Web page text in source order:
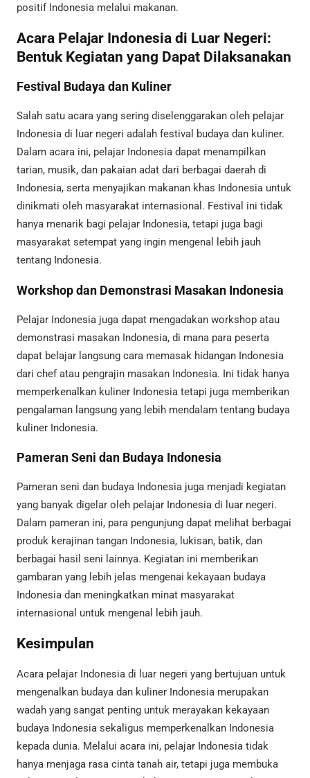
positif Indonesia melalui makanan.
Acara Pelajar Indonesia di Luar Negeri:
Bentuk Kegiatan yang Dapat Dilaksanakan
Festival Budaya dan Kuliner
Salah satu acara yang sering diselenggarakan oleh pelajar
Indonesia di luar negeri adalah festival budaya dan kuliner.
Dalam acara ini, pelajar Indonesia dapat menampilkan
tarian, musik, dan pakaian adat dari berbagai daerah di
Indonesia, serta menyajikan makanan khas Indonesia untuk
dinikmati oleh masyarakat internasional. Festival ini tidak
hanya menarik bagi pelajar Indonesia, tetapi juga bagi
masyarakat setempat yang ingin mengenal lebih jauh
tentang Indonesia.
Workshop dan Demonstrasi Masakan Indonesia
Pelajar Indonesia juga dapat mengadakan workshop atau
demonstrasi masakan Indonesia, di mana para peserta
dapat belajar langsung cara memasak hidangan Indonesia
dari chef atau pengrajin masakan Indonesia. Ini tidak hanya
memperkenalkan kuliner Indonesia tetapi juga memberikan
pengalaman langsung yang lebih mendalam tentang budaya
kuliner Indonesia.
Pameran Seni dan Budaya Indonesia
Pameran seni dan budaya Indonesia juga menjadi kegiatan
yang banyak digelar oleh pelajar Indonesia di luar negeri.
Dalam pameran ini, para pengunjung dapat melihat berbagai
produk kerajinan tangan Indonesia, lukisan, batik, dan
berbagai hasil seni lainnya. Kegiatan ini memberikan
gambaran yang lebih jelas mengenai kekayaan budaya
Indonesia dan meningkatkan minat masyarakat
internasional untuk mengenal lebih jauh.
Kesimpulan
Acara pelajar Indonesia di luar negeri yang bertujuan untuk
mengenalkan budaya dan kuliner Indonesia merupakan
wadah yang sangat penting untuk merayakan kekayaan
budaya Indonesia sekaligus memperkenalkan Indonesia
kepada dunia. Melalui acara ini, pelajar Indonesia tidak
hanya menjaga rasa cinta tanah air, tetapi juga membuka